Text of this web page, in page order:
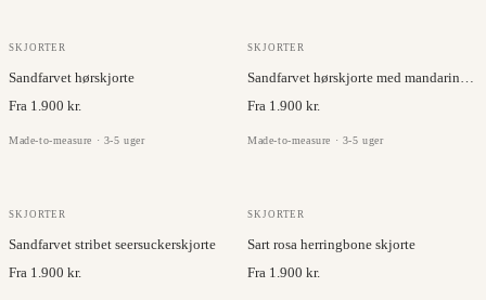
BRISBANE MOSS
SKJORTER
Sandfarvet hørskjorte
Fra 1.900 kr.
Made-to-measure · 3-5 uger
BRISBANE MOSS
SKJORTER
Sandfarvet hørskjorte med mandarinkrave
Fra 1.900 kr.
Made-to-measure · 3-5 uger
SKJORTER
Sandfarvet stribet seersuckerskjorte
Fra 1.900 kr.
RUKI
SKJORTER
Sart rosa herringbone skjorte
Fra 1.900 kr.